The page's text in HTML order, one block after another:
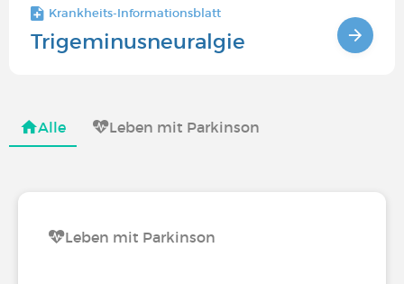
Krankheits-Informationsblatt
Trigeminusneuralgie
Alle Leben mit Parkinson
Leben mit Parkinson